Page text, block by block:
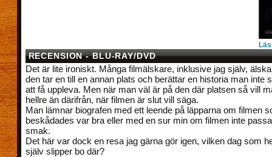
RECENSION - BLU-RAY/DVD
Det är lite ironiskt. Många filmälskare, inklusive jag själv,
den tar en till en annan plats och berättar en historia man inte
att få uppleva. Men när man väl är på den där platsen så vill
hellre än därifrån, när filmen är slut vill säga.
Man lämnar biografen med ett leende på läpparna om filmen
beskådades var bra eller med en sur min om filmen inte
smak.
Det här var dock en resa jag gärna gör igen, vilken dag som
själv slipper bo där?